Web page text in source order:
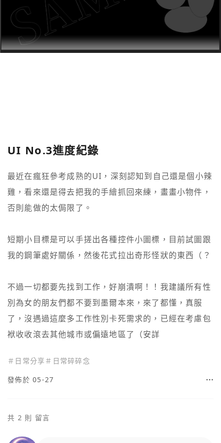
UI No.3進度紀錄
最近在瘋狂參考成熟的UI，深刻認知到自己還是個小辣
雞，看來還是得去把我的手繪抓回來練，畫畫小物件，
否則能做的太侷限了。
短期小目標是可以手搓出各種控件小圖標，目前試圖跟
我的鋼筆處好關係，然後花式拉出奇形怪狀的東西（？
不過一切都要先找到工作，好崩潰啊！！我建議所有性
別為女的朋友們都不要到墨爾本來，來了都懂，真服
了，沒遇過這麼多工作性別卡死需求的，已經在考慮包
袱收收滾去其他城市或偏遠地區了（安詳
＃ 日常分享＃ 日常碎碎念
發佈於 05-27
共 2 則 留言